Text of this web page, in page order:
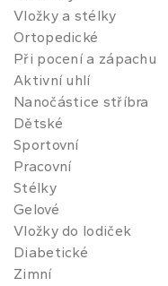
Vložky a stélky
Ortopedické
Při pocení a zápachu
Aktivní uhlí
Nanočástice stříbra
Dětské
Sportovní
Pracovní
Stélky
Gelové
Vložky do lodiček
Diabetické
Zimní